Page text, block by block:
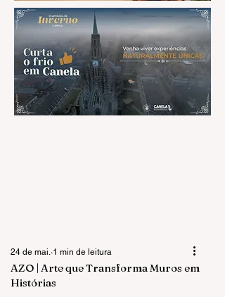
AZO | Arte que Transforma Muros em
Histórias
24 de mai. 1 min de leitura